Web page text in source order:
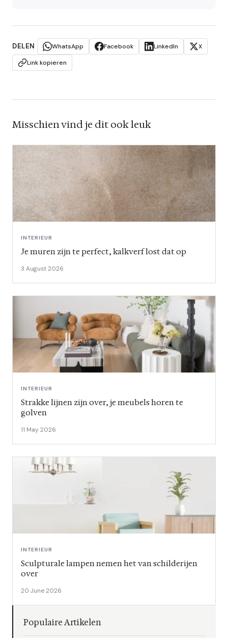
DELEN WhatsApp Facebook LinkedIn
X
Link kopieren
Misschien vind je dit ook leuk
INTERIEUR
Je muren zijn te perfect, kalkverf lost dat op
3 August 2026
INTERIEUR
Strakke lijnen zijn over, je meubels horen te
golven
11 May 2026
INTERIEUR
Sculpturale lampen nemen het van schilderijen
over
20 June 2026
Populaire Artikelen